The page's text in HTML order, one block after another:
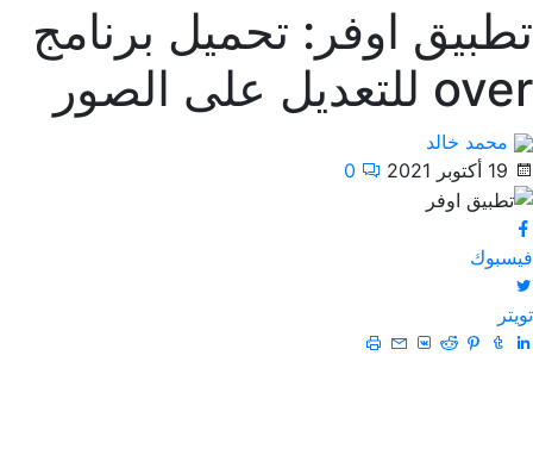
تطبيق اوفر: تحميل برنامج
over للتعديل على الصور
محمد خالد
19 أكتوبر 2021
0
فيسبوك
تويتر